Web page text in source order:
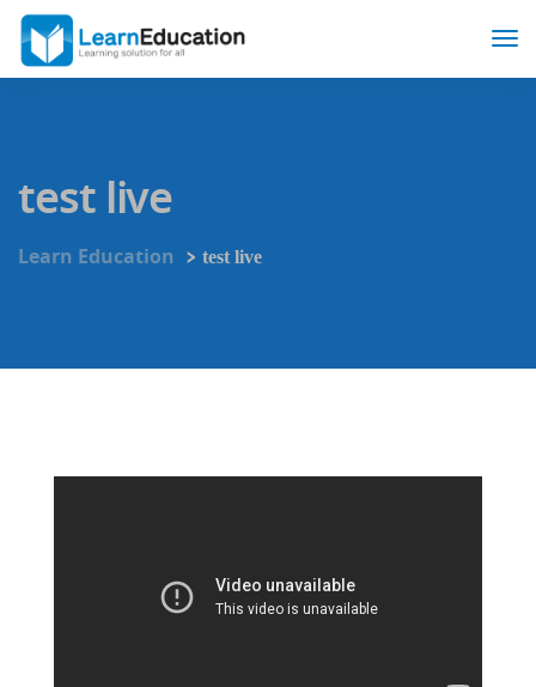
test live
Learn Education > test live